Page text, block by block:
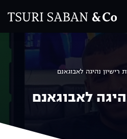
רישיון נהיגה לאבוגאנם
לאבוגאנם